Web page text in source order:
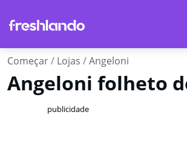
Começar Lojas Angeloni
Angeloni folheto
publicidade